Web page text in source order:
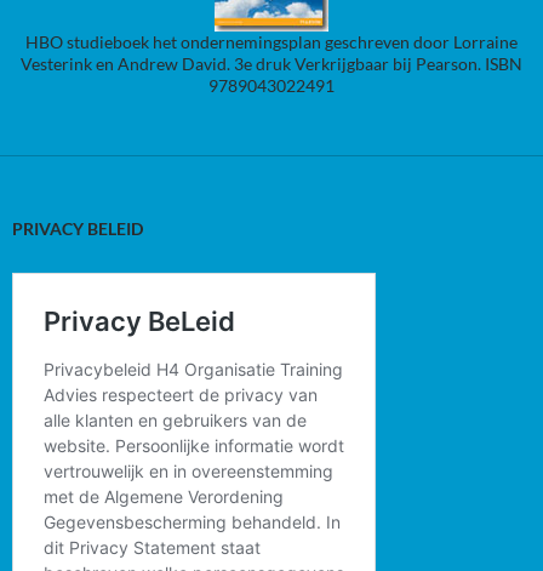
HBO studieboek het ondernemingsplan geschreven door Lorraine
Vesterink en Andrew David. 3e druk Verkrijgbaar bij Pearson. ISBN
9789043022491
PRIVACY BELEID